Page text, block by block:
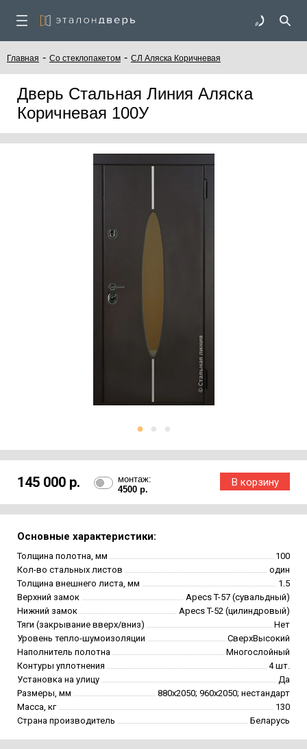
Главная - Со стеклопакетом - СЛ Аляска Коричневая
Дверь Стальная Линия Аляска
Коричневая 100У
145 000 р.
монтаж:
4500 р.
Основные характеристики:
Толщина полотна, мм
100
Кол-во стальных листов
один
Толщина внешнего листа, мм
1.5
Верхний замок
Apecs T-57 (сувальдный)
Нижний замок
Apecs T-52 (цилиндровый)
Тяги (закрывание вверх/вниз)
Нет
Уровень тепло-шумоизоляции
СверхВысокий
Наполнитель полотна
Многослойный
Контуры уплотнения
4 шт.
Установка на улицу
Да
Размеры, мм
880х2050; 960х2050; нестандарт
Масса, кг
130
Страна производитель
Беларусь